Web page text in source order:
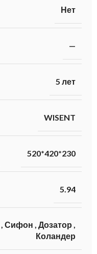
Нет
—
5 лет
WISENT
520*420*230
5.94
, Сифон , Дозатор ,
Коландер